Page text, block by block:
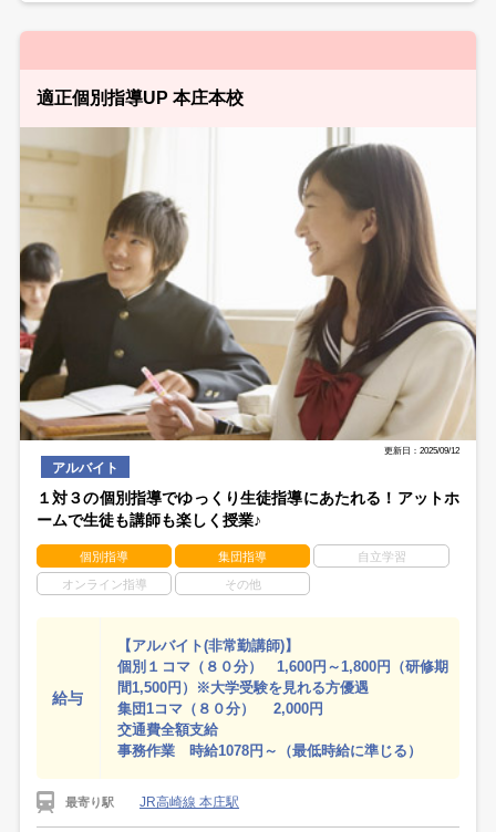
適正個別指導UP 本庄本校
更新日：2025/09/12
アルバイト
１対３の個別指導でゆっくり生徒指導にあたれる！アットホ
ームで生徒も講師も楽しく授業♪
個別指導 集団指導 自立学習
オンライン指導 その他
給与
【アルバイト(非常勤講師)】
個別１コマ（８０分） 1,600円～1,800円（研修期
間1,500円）※大学受験を見れる方優遇
集団1コマ（８０分） 2,000円
交通費全額支給
事務作業 時給1078円～（最低時給に準じる）
最寄り駅 JR高崎線 本庄駅